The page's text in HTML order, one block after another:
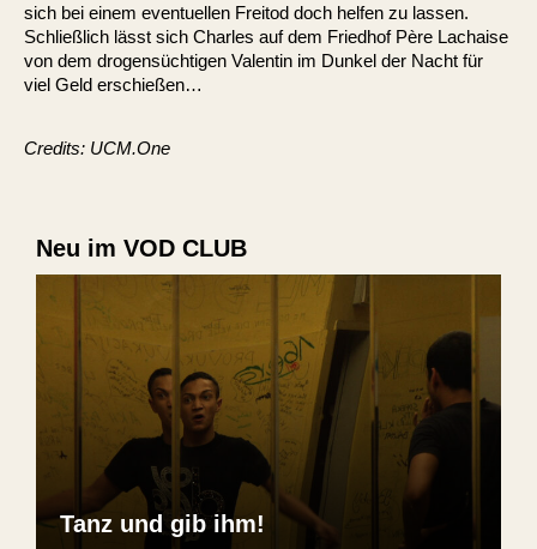
sich bei einem eventuellen Freitod doch helfen zu lassen.
Schließlich lässt sich Charles auf dem Friedhof Père Lachaise
von dem drogensüchtigen Valentin im Dunkel der Nacht für
viel Geld erschießen…
Credits: UCM.One
Neu im VOD CLUB
Tanz und gib ihm!